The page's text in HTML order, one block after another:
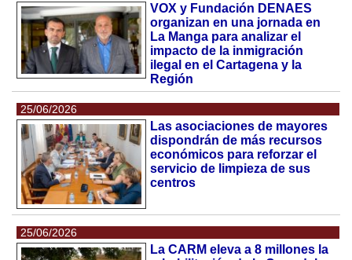
VOX y Fundación DENAES
organizan en una jornada en
La Manga para analizar el
impacto de la inmigración
ilegal en el Cartagena y la
Región
25/06/2026
Las asociaciones de mayores
dispondrán de más recursos
económicos para reforzar el
servicio de limpieza de sus
centros
25/06/2026
La CARM eleva a 8 millones la